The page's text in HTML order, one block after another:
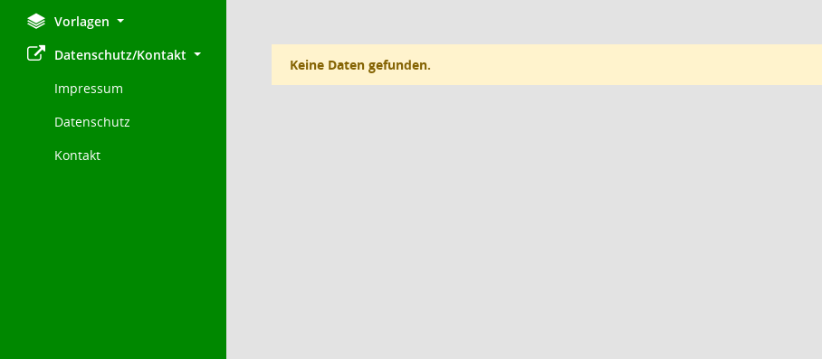
Vorlagen
Datenschutz/Kontakt
Impressum
Datenschutz
Kontakt
Keine Daten gefunden.